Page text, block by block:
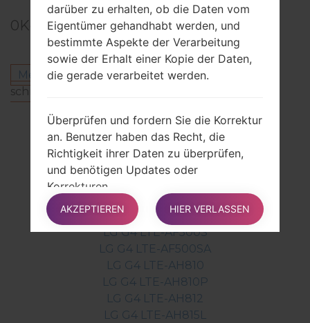
0Kommentare
Melden Sie sich anum einen Kommentar zu
schreiben.
Andere Modelle aus dieser Serie
LG G4 LTE-AAS986
LG G4 LTE-AF500K
LG G4 LTE-AF500KA
LG G4 LTE-AF500L
LG G4 LTE-AF500LA
LG G4 LTE-AF500S
LG G4 LTE-AF500SA
LG G4 LTE-AH810
LG G4 LTE-AH810P
LG G4 LTE-AH812
LG G4 LTE-AH815L
darüber zu erhalten, ob die Daten vom
Eigentümer gehandhabt werden, und
bestimmte Aspekte der Verarbeitung
sowie der Erhalt einer Kopie der Daten,
die gerade verarbeitet werden.
Überprüfen und fordern Sie die Korrektur
an. Benutzer haben das Recht, die
Richtigkeit ihrer Daten zu überprüfen,
und benötigen Updates oder
Korrekturen.
Schränken Sie die Verarbeitung Ihrer
Daten ein. Benutzer können unter
bestimmten Umständen die Verarbeitung
ihrer Daten einschränken. In diesem Fall
verarbeitet der Eigentümer seine Daten
ausschließlich zu Speicherzwecken.
AKZEPTIEREN HIER VERLASSEN